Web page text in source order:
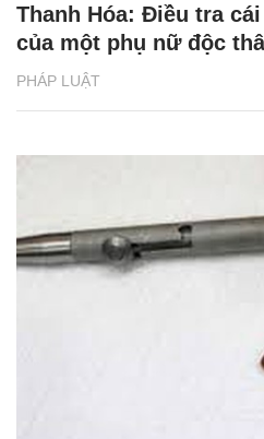
PHÁP LUẬT
Thanh Hóa: Điều tra
của một phụ nữ độc